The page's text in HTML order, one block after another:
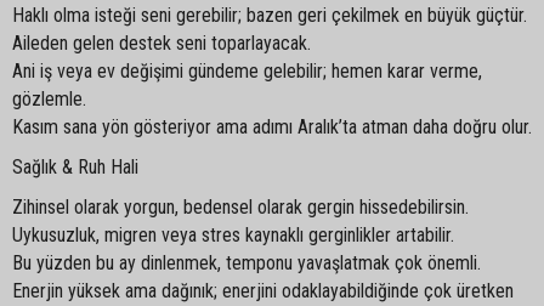
Haklı olma isteği seni gerebilir; bazen geri çekilmek en büyük güçtür.
Aileden gelen destek seni toparlayacak.
Ani iş veya ev değişimi gündeme gelebilir; hemen karar verme,
gözlemle.
Kasım sana yön gösteriyor ama adımı Aralık’ta atman daha doğru olur.
Sağlık & Ruh Hali
Zihinsel olarak yorgun, bedensel olarak gergin hissedebilirsin.
Uykusuzluk, migren veya stres kaynaklı gerginlikler artabilir.
Bu yüzden bu ay dinlenmek, temponu yavaşlatmak çok önemli.
Enerjin yüksek ama dağınık; enerjini odaklayabildiğinde çok üretken